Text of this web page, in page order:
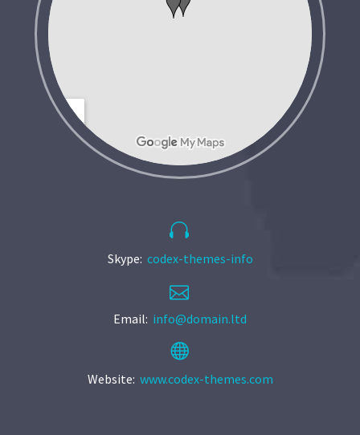


Skype: codex-themes-info


Email: info@domain.ltd


Website: www.codex-themes.com